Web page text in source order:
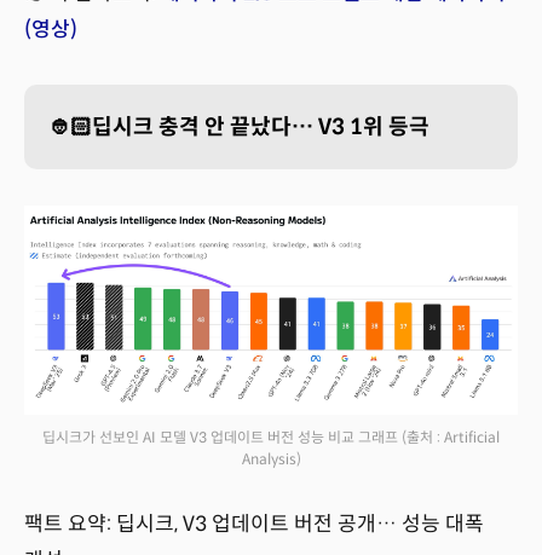
(영상)
👲🏻딥시크 충격 안 끝났다… V3 1위 등극
딥시크가 선보인 AI 모델 V3 업데이트 버전 성능 비교 그래프 (출처 : Artificial
Analysis)
팩트 요약: 딥시크, V3 업데이트 버전 공개… 성능 대폭